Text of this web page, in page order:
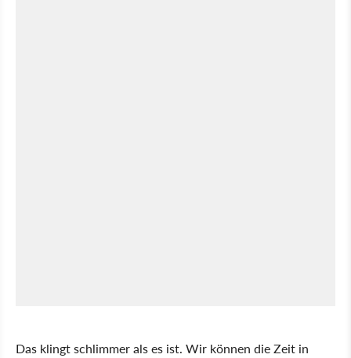
Das klingt schlimmer als es ist. Wir können die Zeit in